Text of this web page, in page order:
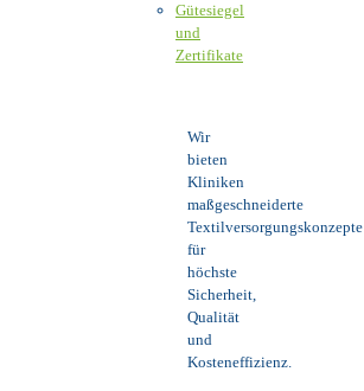
Gütesiegel
und
Zertifikate
Wir
bieten
Kliniken
maßgeschneiderte
Textilversorgungskonzepte
für
höchste
Sicherheit,
Qualität
und
Kosteneffizienz.